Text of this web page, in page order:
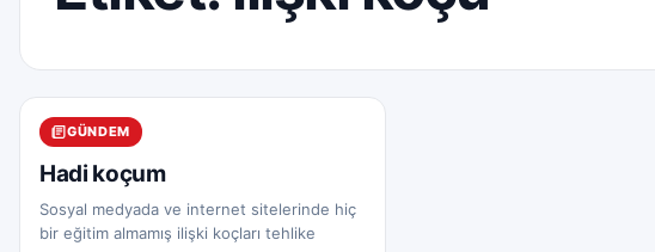
GÜNDEM
Hadi koçum
Sosyal medyada ve internet sitelerinde hiç
bir eğitim almamış ilişki koçları tehlike